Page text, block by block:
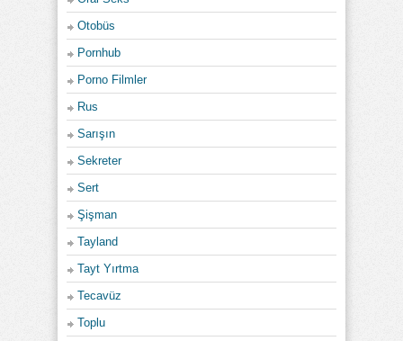
Otobüs
Pornhub
Porno Filmler
Rus
Sarışın
Sekreter
Sert
Şişman
Tayland
Tayt Yırtma
Tecavüz
Toplu